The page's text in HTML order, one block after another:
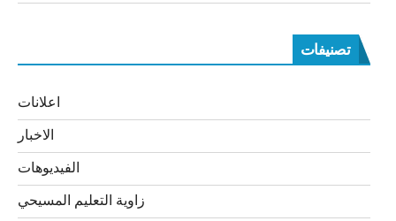
تصنيفات
اعلانات
الاخبار
الفيديوهات
زاوية التعليم المسيحي